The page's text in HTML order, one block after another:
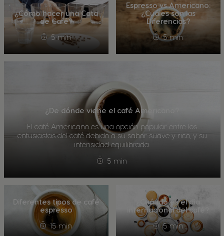
¿Cómo hacer una Cata
de Café?
5 min
Espresso vs Americano:
¿Cuáles son las
Diferencias?
5 min
¿De dónde viene el café Americano?
El café Americano es una opción popular entre los
entusiastas del café debido a su sabor suave y rico, y su
intensidad equilibrada.
5 min
Diferentes tipos de café
espresso
15 min
¿Cuándo es el día
internacional del café?
5 min